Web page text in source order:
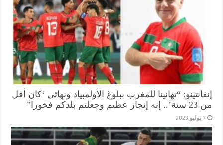
إنفانتينو: “تهانينا للمغرب ببلوغ الأولمبياد ونهائي ‘كان أقل
من 23 سنة’.. إنه إنجاز عظيم وجعلتم بلدكم فخورا”
7 يوليو,2023